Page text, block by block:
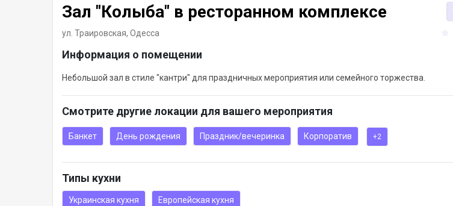
Зал "Колыба" в ресторанном комплексе
ул. Траировская, Одесса
Информация о помещении
Небольшой зал в стиле "кантри" для праздничных мероприятия или семейного торжества.
Смотрите другие локации для вашего мероприятия
Банкет День рождения Праздник/вечеринка Корпоратив +2
Типы кухни
Украинская кухня Европейская кухня